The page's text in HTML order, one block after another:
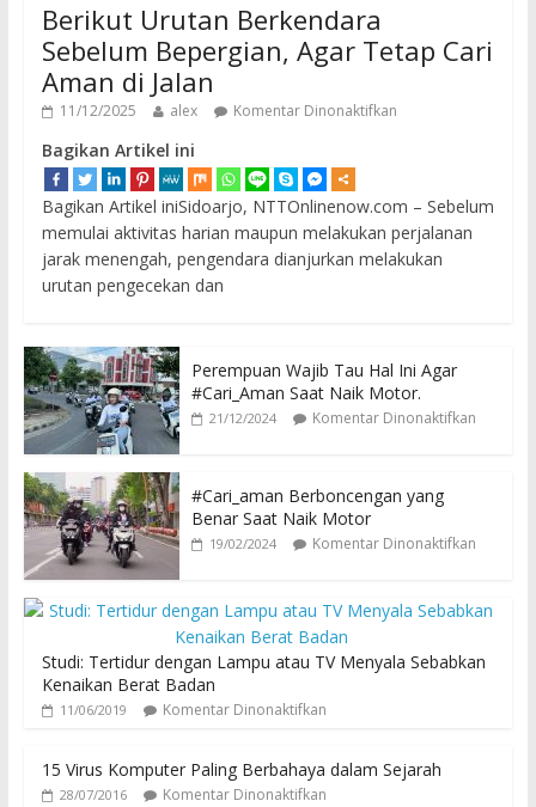
Berikut Urutan Berkendara
Sebelum Bepergian, Agar Tetap Cari
Aman di Jalan
11/12/2025 alex Komentar Dinonaktifkan
Bagikan Artikel ini
Bagikan Artikel iniSidoarjo, NTTOnlinenow.com – Sebelum
memulai aktivitas harian maupun melakukan perjalanan
jarak menengah, pengendara dianjurkan melakukan
urutan pengecekan dan
Perempuan Wajib Tau Hal Ini Agar
#Cari_Aman Saat Naik Motor.
21/12/2024 Komentar Dinonaktifkan
#Cari_aman Berboncengan yang
Benar Saat Naik Motor
19/02/2024 Komentar Dinonaktifkan
Studi: Tertidur dengan Lampu atau TV Menyala Sebabkan
Kenaikan Berat Badan
11/06/2019 Komentar Dinonaktifkan
15 Virus Komputer Paling Berbahaya dalam Sejarah
28/07/2016 Komentar Dinonaktifkan